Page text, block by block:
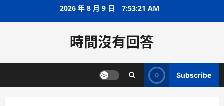
2026 年 8 月 9 日 7:53:21 AM
時間沒有回答
Subscribe